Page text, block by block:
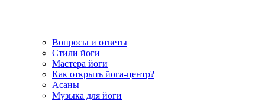
Вопросы и ответы
Стили йоги
Мастера йоги
Как открыть йога-центр?
Асаны
Музыка для йоги